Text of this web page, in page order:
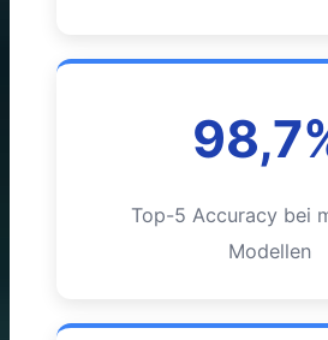
Top-5 Accuracy bei
Modellen